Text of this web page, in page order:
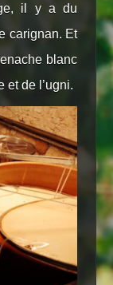
il y a du
carignan. Et
blanc
et de l’ugni.